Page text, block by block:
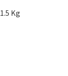
Kg